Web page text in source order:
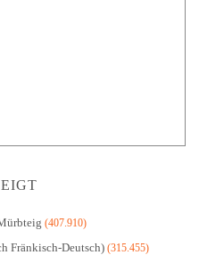
(407.910)
Fränkisch-Deutsch) (315.455)